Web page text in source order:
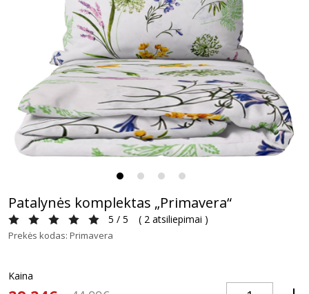
Patalynės komplektas „Primavera“
5 / 5 ( 2 atsiliepimai )
Prekės kodas: Primavera
Kaina